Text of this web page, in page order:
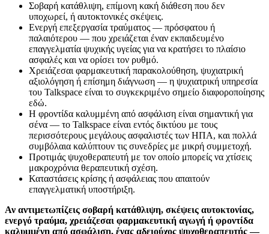
Σοβαρή κατάθλιψη, επίμονη κακή διάθεση που δεν
υποχωρεί, ή αυτοκτονικές σκέψεις.
Ενεργή επεξεργασία τραύματος — πρόσφατου ή
παλαιότερου — που χρειάζεται έναν εκπαιδευμένο
επαγγελματία ψυχικής υγείας για να κρατήσει το πλαίσιο
ασφαλές και να ορίσει τον ρυθμό.
Χρειάζεσαι φαρμακευτική παρακολούθηση, ψυχιατρική
αξιολόγηση ή επίσημη διάγνωση — η ψυχιατρική υπηρεσία
του Talkspace είναι το συγκεκριμένο σημείο διαφοροποίησης
εδώ.
Η φροντίδα καλυμμένη από ασφάλιση είναι σημαντική για
σένα — το Talkspace είναι εντός δικτύου με τους
περισσότερους μεγάλους ασφαλιστές των ΗΠΑ, και πολλά
συμβόλαια καλύπτουν τις συνεδρίες με μικρή συμμετοχή.
Προτιμάς ψυχοθεραπευτή με τον οποίο μπορείς να χτίσεις
μακροχρόνια θεραπευτική σχέση.
Καταστάσεις κρίσης ή ασφάλειας που απαιτούν
επαγγελματική υποστήριξη.
Αν αντιμετωπίζεις σοβαρή κατάθλιψη, σκέψεις αυτοκτονίας,
ενεργό τραύμα, χρειάζεσαι φαρμακευτική αγωγή ή φροντίδα
καλυμμένη από ασφάλιση, ένας αδειούχος ψυχοθεραπευτής —